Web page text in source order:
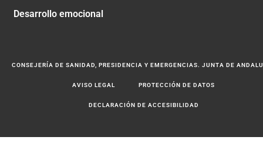
Desarrollo emocional
CONSEJERÍA DE SANIDAD, PRESIDENCIA Y EMERGENCIAS. JUNTA DE
AVISO LEGAL PROTECCIÓN DE DATOS
DECLARACIÓN DE ACCESIBILIDAD